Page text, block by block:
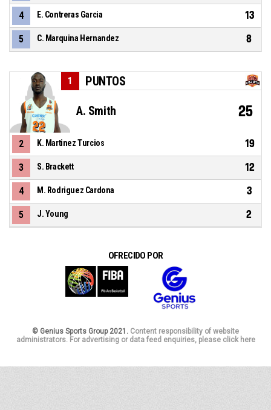
4 E. Contreras Garcia 13
5 C. Marquina Hernandez 8
PUNTOS
1
A. Smith 25
2 K. Martinez Turcios 19
3 S. Brackett 12
4 M. Rodriguez Cardona 3
5 J. Young 2
OFRECIDO POR
© Genius Sports Group 2021. Content responsibility of website
administrators. For advertising or data feed enquiries, please click here